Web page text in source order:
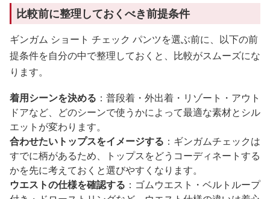
比較前に整理しておくべき前提条件
ギンガム ショート チェック パンツを選ぶ前に、以下の前
提条件を自分の中で整理しておくと、比較がスムーズにな
ります。
着用シーンを決める ：普段着・外出着・リゾート・アウト
ドアなど、どのシーンで使うかによって最適な素材とシル
エットが変わります。
合わせたいトップスをイメージする ：ギンガムチェックは
すでに柄があるため、トップスをどうコーディネートする
かを先に考えておくと選びやすくなります。
ウエストの仕様を確認する ：ゴムウエスト・ベルトループ